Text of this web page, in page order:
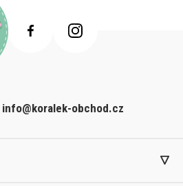
info@koralek-obchod.cz